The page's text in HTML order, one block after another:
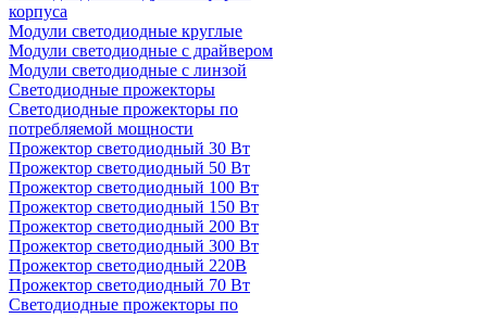
корпуса
Модули светодиодные круглые
Модули светодиодные с драйвером
Модули светодиодные с линзой
Светодиодные прожекторы
Светодиодные прожекторы по
потребляемой мощности
Прожектор светодиодный 30 Вт
Прожектор светодиодный 50 Вт
Прожектор светодиодный 100 Вт
Прожектор светодиодный 150 Вт
Прожектор светодиодный 200 Вт
Прожектор светодиодный 300 Вт
Прожектор светодиодный 220В
Прожектор светодиодный 70 Вт
Светодиодные прожекторы по